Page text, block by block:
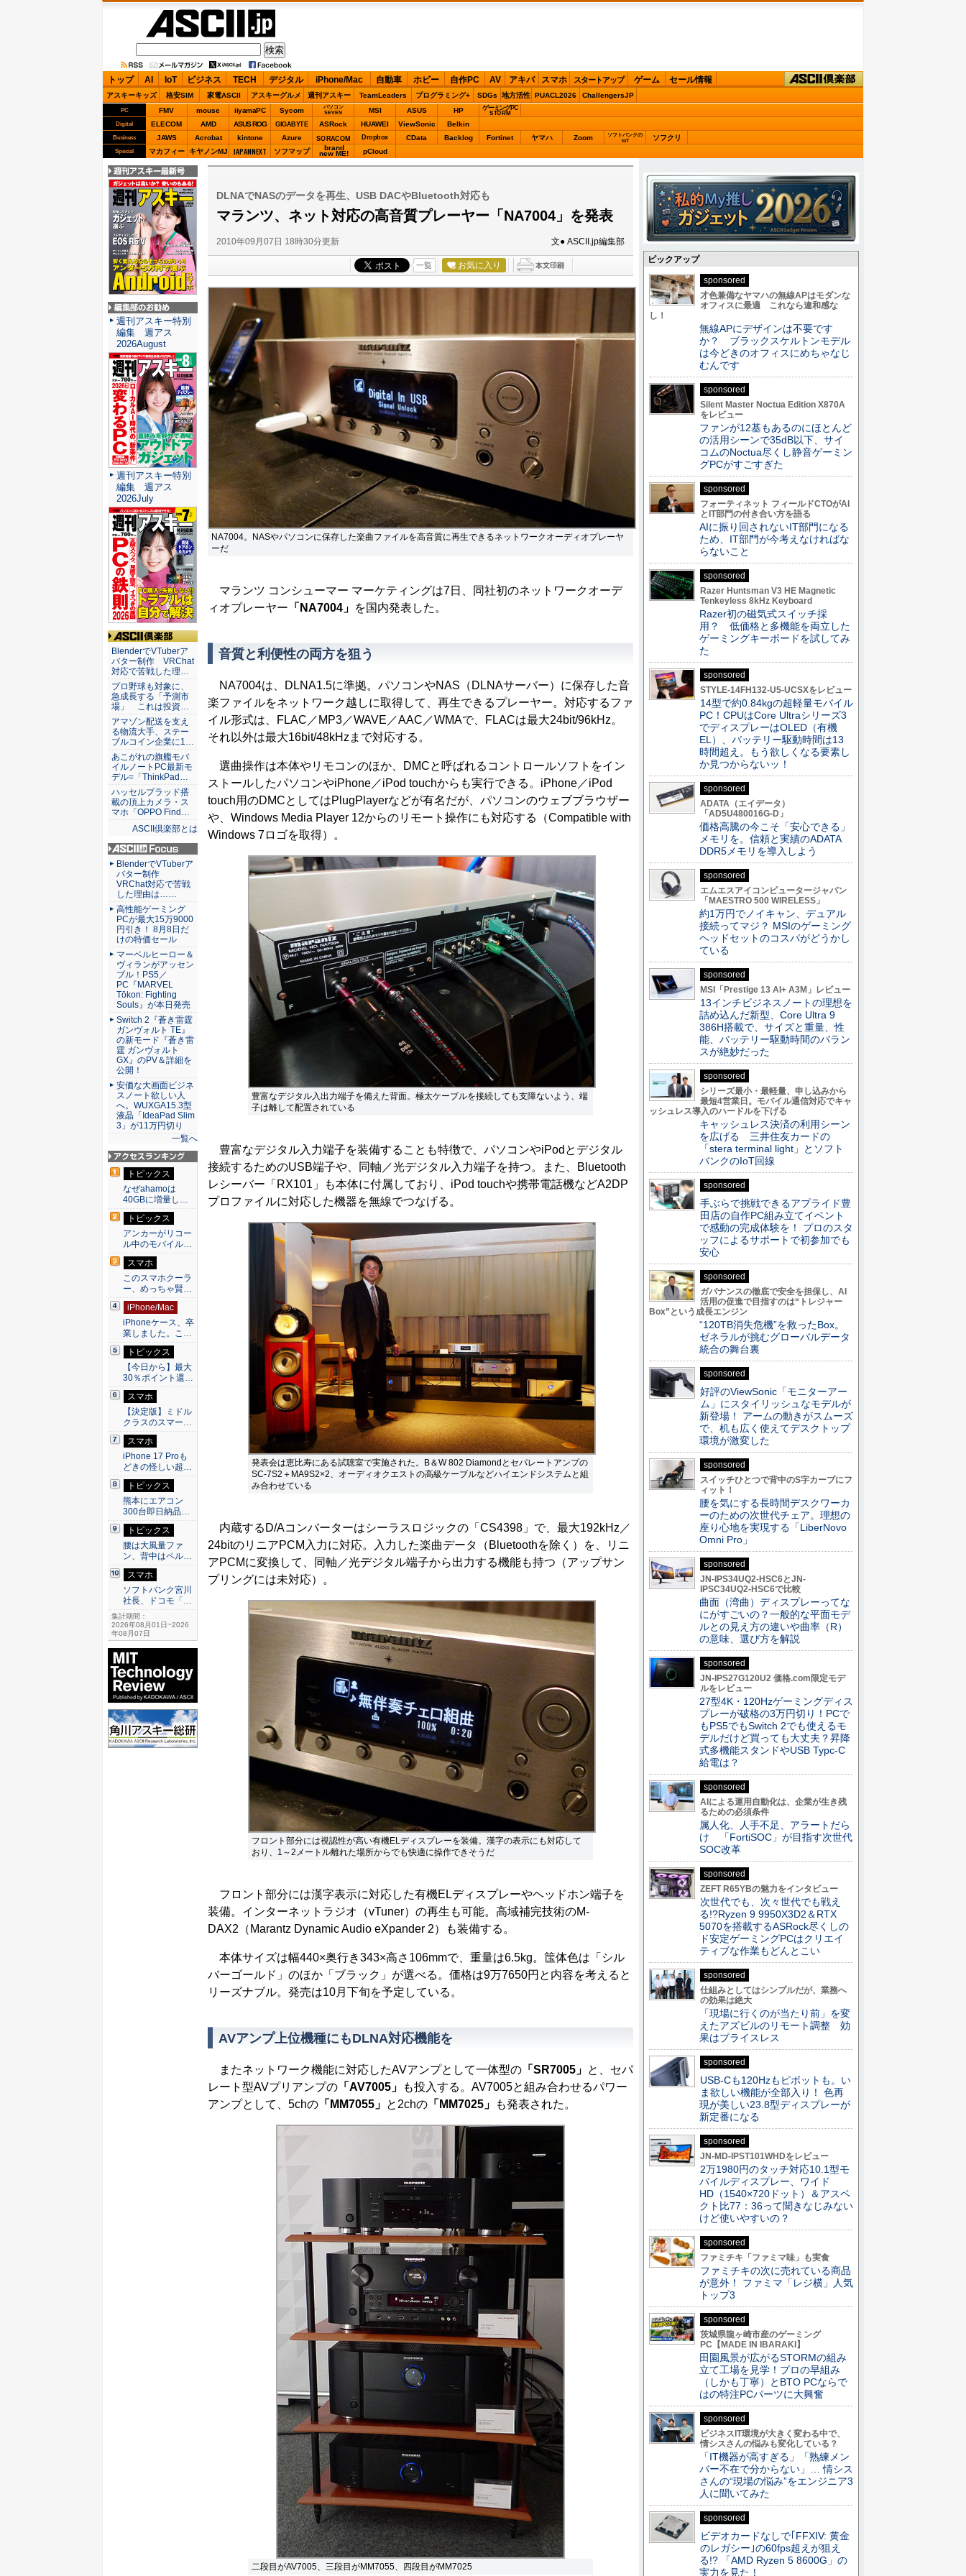
ASCII.jp
トップ AI IoT ビジネス TECH デジタル iPhone/Mac 自動車 ホビー 自作PC AV アキバ スマホ スタートアップ ゲーム セール情報
アスキーキッズ 格安SIM 家電ASCII アスキーグルメ 週刊アスキー TeamLeaders プログラミング+ SDGs 地方活性 PUACL2026 ChallengersJP
PC FMV mouse iiyamaPC Sycom
パソコン
SEVEN
MSI ASUS HP ゲーミングPC
STORM
Digital ELECOM AMD ASUS ROG GIGABYTE ASRock HUAWEI ViewSonic Belkin
Business JAWS Acrobat kintone Azure SORACOM Dropbox CData Backlog Fortinet ヤマハ Zoom
ソフトバンクの
IoT
ソフクリ
Special マカフィー キヤノンMJ JAPANNEXT ソフマップ brand
new ME! pCloud
DLNAでNASのデータを再生、USB DACやBluetooth対応も
マランツ、ネット対応の高音質プレーヤー「NA7004」を発表
2010年09月07日 18時30分更新 文● ASCII.jp編集部
一覧 お気に入り
NA7004。NASやパソコンに保存した楽曲ファイルを高音質に再生できるネットワークオーディオプレーヤ
ーだ
マランツ コンシューマー マーケティングは7日、同社初のネットワークオーデ
ィオプレーヤー 「NA7004」 を国内発表した。
音質と利便性の両方を狙う
NA7004は、DLNA1.5に準拠。パソコンやNAS（DLNAサーバー）に保存した音
楽ファイルをネットワーク越しに取得して、再生できるプレーヤー。対応するファ
イル形式は、FLAC／MP3／WAVE／AAC／WMAで、FLACは最大24bit/96kHz。
それ以外は最大16bit/48kHzまで対応する。
選曲操作は本体やリモコンのほか、DMCと呼ばれるコントロールソフトをイン
ストールしたパソコンやiPhone／iPod touchからも実行できる。iPhone／iPod
touch用のDMCとしてはPlugPlayerなどが有名だが、パソコンのウェブブラウザー
や、Windows Media Player 12からのリモート操作にも対応する（Compatible with
Windows 7ロゴを取得）。
豊富なデジタル入出力端子を備えた背面。極太ケーブルを接続しても支障ないよう、端
子は離して配置されている
豊富なデジタル入力端子を装備することも特徴で、パソコンやiPodとデジタル
接続するためのUSB端子や、同軸／光デジタル入力端子を持つ。また、Bluetooth
レシーバー「RX101」も本体に付属しており、iPod touchや携帯電話機などA2DP
プロファイルに対応した機器を無線でつなげる。
発表会は恵比寿にある試聴室で実施された。B＆W 802 Diamondとセパレートアンプの
SC-7S2＋MA9S2×2、オーディオクエストの高級ケーブルなどハイエンドシステムと組
み合わせている
内蔵するD/Aコンバーターはシーラスロジックの「CS4398」で、最大192kHz／
24bitのリニアPCM入力に対応。入力した楽曲データ（Bluetoothを除く）を、リニ
アPCMに変換して、同軸／光デジタル端子から出力する機能も持つ（アップサン
プリングには未対応）。
フロント部分には視認性が高い有機ELディスプレーを装備。漢字の表示にも対応して
おり、1～2メートル離れた場所からでも快適に操作できそうだ
フロント部分には漢字表示に対応した有機ELディスプレーやヘッドホン端子を
装備。インターネットラジオ（vTuner）の再生も可能。高域補完技術のM-
DAX2（Marantz Dynamic Audio eXpander 2）も装備する。
本体サイズは幅440×奥行き343×高さ106mmで、重量は6.5kg。筺体色は「シル
バーゴールド」のほか「ブラック」が選べる。価格は9万7650円と内容を考えると
リーズナブル。発売は10月下旬を予定している。
AVアンプ上位機種にもDLNA対応機能を
またネットワーク機能に対応したAVアンプとして一体型の 「SR7005」 と、セパ
レート型AVプリアンプの 「AV7005」
も投入する。AV7005と組み合わせるパワー
アンプとして、5chの 「MM7055」 と2chの 「MM7025」 も発表された。
二段目がAV7005、三段目がMM7055、四段目がMM7025
週刊アスキー最新
号
編集部のお勧め
週刊アスキー特別
編集 週アス
2026August
週刊アスキー特別
編集 週アス
2026July
ASCII倶楽部
BlenderでVTuberア
バター制作 VRChat
対応で苦戦した理…
プロ野球も対象に、
急成長する「予測市
場」 これは投資…
アマゾン配送を支え
る物流大手、ステー
ブルコイン企業に1…
あこがれの旗艦モバ
イルノートPC最新モ
デル=「ThinkPad…
ハッセルブラッド搭
載の頂上カメラ・ス
マホ「OPPO Find…
ASCII倶楽部とは
ASCII.jp Focus
BlenderでVTuberア
バター制作
VRChat対応で苦戦
した理由は……
高性能ゲーミング
PCが最大15万9000
円引き！ 8月8日だ
けの特価セール
マーベルヒーロー＆
ヴィランがアッセン
ブル！PS5／
PC『MARVEL
Tōkon: Fighting
Souls』が本日発売
Switch 2『蒼き雷霆
ガンヴォルト TE』
の新モード『蒼き雷
霆 ガンヴォルト
GX』のPV＆詳細を
公開！
安価な大画面ビジネ
スノート欲しい人
へ。WUXGA15.3型
液晶「IdeaPad Slim
3」が11万円切り
一覧へ
アクセスランキン
グ
トピックス
なぜahamoは
40GBに増量し…
トピックス
アンカーがリコー
ル中のモバイル…
スマホ
このスマホクーラ
ー、めっちゃ賢…
iPhone/Mac
iPhoneケース、卒
業しました。こ…
トピックス
【今日から】最大
30％ポイント還…
スマホ
【決定版】ミドル
クラスのスマー…
スマホ
iPhone 17 Proも
どきの怪しい超…
トピックス
熊本にエアコン
300台即日納品…
トピックス
腰は大風量ファ
ン、背中はペル…
スマホ
ソフトバンク宮川
社長、ドコモ「…
集計期間：
2026年08月01日~2026
年08月07日
ピックアップ
sponsored
才色兼備なヤマハの無線APはモダンな
オフィスに最適 これなら違和感な
し！
無線APにデザインは不要です
か？ ブラックスケルトンモデル
は今どきのオフィスにめちゃなじ
むんです
sponsored
Silent Master Noctua Edition X870A
をレビュー
ファンが12基もあるのにほとんど
の活用シーンで35dB以下、サイ
コムのNoctua尽くし静音ゲーミン
グPCがすごすぎた
sponsored
フォーティネット フィールドCTOがAI
とIT部門の付き合い方を語る
AIに振り回されないIT部門になる
ため、IT部門が今考えなければな
らないこと
sponsored
Razer Huntsman V3 HE Magnetic
Tenkeyless 8kHz Keyboard
Razer初の磁気式スイッチ採
用？ 低価格と多機能を両立した
ゲーミングキーボードを試してみ
た
sponsored
STYLE-14FH132-U5-UCSXをレビュー
14型で約0.84kgの超軽量モバイル
PC！CPUはCore Ultraシリーズ3
でディスプレーはOLED（有機
EL）、バッテリー駆動時間は13
時間超え。もう欲しくなる要素し
か見つからないッ！
sponsored
ADATA（エイデータ）
「AD5U480016G-D」
価格高騰の今こそ「安心できる」
メモリを。信頼と実績のADATA
DDR5メモリを導入しよう
sponsored
エムエスアイコンピュータージャパン
「MAESTRO 500 WIRELESS」
約1万円でノイキャン、デュアル
接続ってマジ？ MSIのゲーミング
ヘッドセットのコスパがどうかし
ている
sponsored
MSI「Prestige 13 AI+ A3M」レビュー
13インチビジネスノートの理想を
詰め込んだ新型、Core Ultra 9
386H搭載で、サイズと重量、性
能、バッテリー駆動時間のバラン
スが絶妙だった
sponsored
シリーズ最小・最軽量、申し込みから
最短4営業日。モバイル通信対応でキャ
ッシュレス導入のハードルを下げる
キャッシュレス決済の利用シーン
を広げる 三井住友カードの
「stera terminal light」とソフト
バンクのIoT回線
sponsored
手ぶらで挑戦できるアプライド豊
田店の自作PC組み立てイベント
で感動の完成体験を！ プロのスタ
ッフによるサポートで初参加でも
安心
sponsored
ガバナンスの徹底で安全を担保し、AI
活用の促進で目指すのは“トレジャー
Box”という成長エンジン
“120TB消失危機”を救ったBox。
ゼネラルが挑むグローバルデータ
統合の舞台裏
sponsored
好評のViewSonic「モニターアー
ム」にスタイリッシュなモデルが
新登場！ アームの動きがスムーズ
で、机も広く使えてデスクトップ
環境が激変した
sponsored
スイッチひとつで背中のS字カーブにフ
ィット！
腰を気にする長時間デスクワーカ
ーのための次世代チェア。理想の
座り心地を実現する「LiberNovo
Omni Pro」
sponsored
JN-IPS34UQ2-HSC6とJN-
IPSC34UQ2-HSC6で比較
曲面（湾曲）ディスプレーってな
にがすごいの？一般的な平面モデ
ルとの見え方の違いや曲率（R）
の意味、選び方を解説
sponsored
JN-IPS27G120U2 価格.com限定モデ
ルをレビュー
27型4K・120Hzゲーミングディス
プレーが破格の3万円切り！PCで
もPS5でもSwitch 2でも使えるモ
デルだけど買っても大丈夫？昇降
式多機能スタンドやUSB Typc-C
給電は？
sponsored
AIによる運用自動化は、企業が生き残
るための必須条件
属人化、人手不足、アラートだら
け 「FortiSOC」が目指す次世代
SOC改革
sponsored
ZEFT R65YBの魅力をインタビュー
次世代でも、次々世代でも戦え
る!?Ryzen 9 9950X3D2＆RTX
5070を搭載するASRock尽くしの
ド安定ゲーミングPCはクリエイ
ティブな作業もどんとこい
sponsored
仕組みとしてはシンプルだが、業務へ
の効果は絶大
「現場に行くのが当たり前」を変
えたアズビルのリモート調整 効
果はプライスレス
sponsored
USB-Cも120Hzもピボットも。い
ま欲しい機能が全部入り！ 色再
現が美しい23.8型ディスプレーが
新定番になる
sponsored
JN-MD-IPST101WHDをレビュー
2万1980円のタッチ対応10.1型モ
バイルディスプレー、ワイド
HD（1540×720ドット）＆アスペ
クト比77：36って聞きなじみない
けど使いやすいの？
sponsored
ファミチキ「ファミマ味」も実食
ファミチキの次に売れている商品
が意外！ ファミマ「レジ横」人気
トップ3
sponsored
茨城県龍ヶ崎市産のゲーミング
PC【MADE IN IBARAKI】
田園風景が広がるSTORMの組み
立て工場を見学！プロの早組み
（しかも丁寧）とBTO PCならで
はの特注PCパーツに大興奮
sponsored
ビジネスIT環境が大きく変わる中で、
情シスさんの悩みも変化している？
「IT機器が高すぎる」「熟練メン
バー不在で分からない」… 情シス
さんの“現場の悩み”をエンジニア3
人に聞いてみた
sponsored
ビデオカードなしで｢FFXIV: 黄金
のレガシー｣の60fps超えが狙え
る!? 「AMD Ryzen 5 8600G」の
実力を見た！